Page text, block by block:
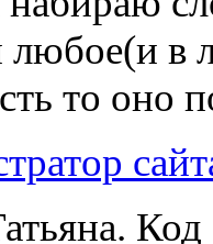
любое(и в
то оно